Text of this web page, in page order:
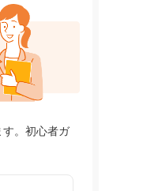
。初心者ガ